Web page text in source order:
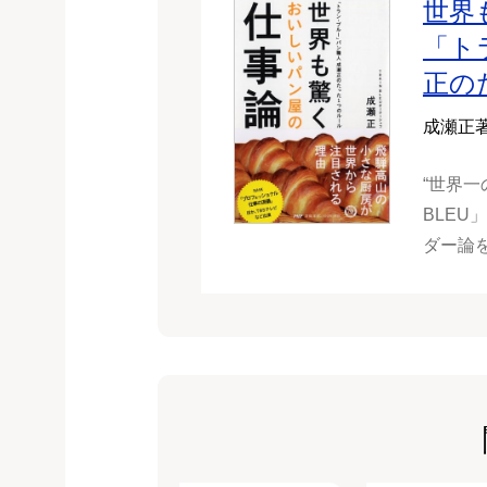
世界
「
正の
成瀬正
“世界
BLEU
ダー論